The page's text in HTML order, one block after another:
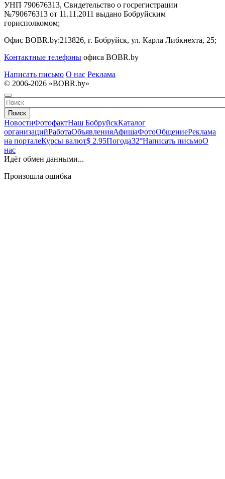
УНП 790676313, Свидетельство о госрегистрации
№790676313 от 11.11.2011 выдано Бобруйским
горисполкомом;
Офис BOBR.by:213826, г. Бобруйск, ул. Карла Либкнехта, 25;
Контактные телефоны офиса BOBR.by
Написать письмо О нас Реклама
© 2006-2026 «BOBR.by»
Поиск
НовостиФотофактНаш БобруйскКаталог
организацийРаботаОбъявленияАфишаФотоОбщениеРеклама
на порталеКурсы валют$ 2.95Погода32°Написать письмоО
нас
Идёт обмен данными...
Произошла ошибка